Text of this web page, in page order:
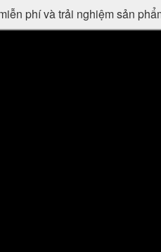
phí và trải nghiệm sản